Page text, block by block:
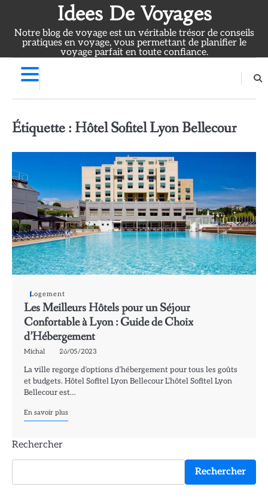
content
Idees De Voyages
Notre blog de voyage est un véritable trésor de conseils
pratiques en voyage, vous permettant de planifier le
voyage parfait en toute confiance.
Étiquette : Hôtel Sofitel Lyon Bellecour
Logement
Les Meilleurs Hôtels pour un Séjour
Confortable à Lyon : Guide de Choix
d’Hébergement
Michal 26/05/2023
La ville regorge d’options d’hébergement pour tous les goûts
et budgets. Hôtel Sofitel Lyon Bellecour L’hôtel Sofitel Lyon
Bellecour est…
En savoir plus
Rechercher
Rechercher